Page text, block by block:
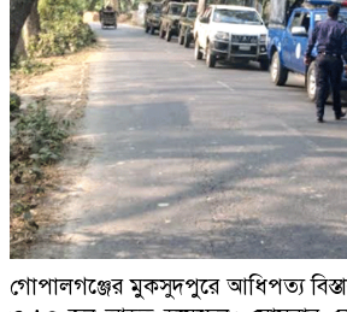
গোপালগঞ্জের মুকসুদপুরে আধিপত্য